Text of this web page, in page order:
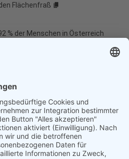
Flächenfraß
% der Menschen in Österreich